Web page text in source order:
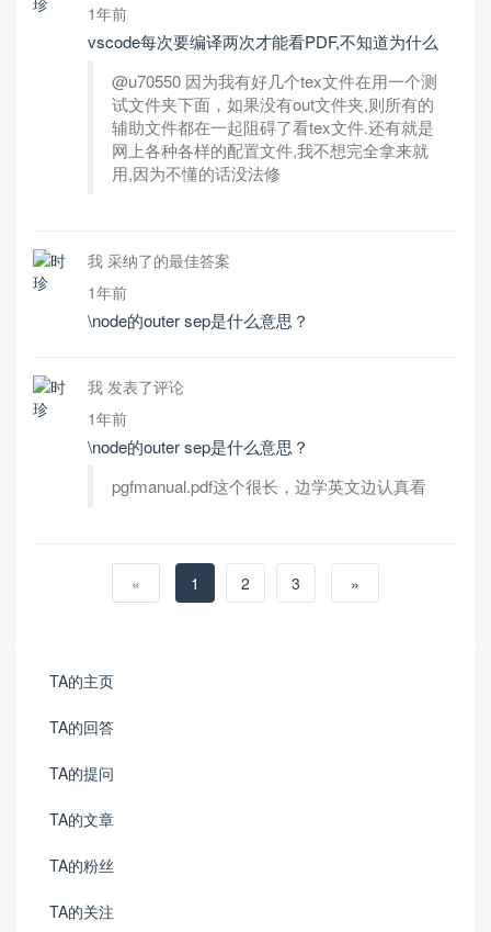
1年前
vscode每次要编译两次才能看PDF,不知道为什么
@u70550 因为我有好几个tex文件在用一个测
试文件夹下面，如果没有out文件夹,则所有的
辅助文件都在一起阻碍了看tex文件.还有就是
网上各种各样的配置文件,我不想完全拿来就
用,因为不懂的话没法修
我 采纳了的最佳答案
1年前
\node的outer sep是什么意思？
我 发表了评论
1年前
\node的outer sep是什么意思？
pgfmanual.pdf这个很长，边学英文边认真看
« 1 2 3 »
TA的主页
TA的回答
TA的提问
TA的文章
TA的粉丝
TA的关注